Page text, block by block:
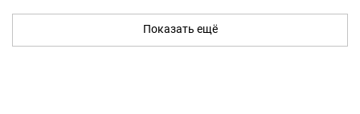
Показать ещё